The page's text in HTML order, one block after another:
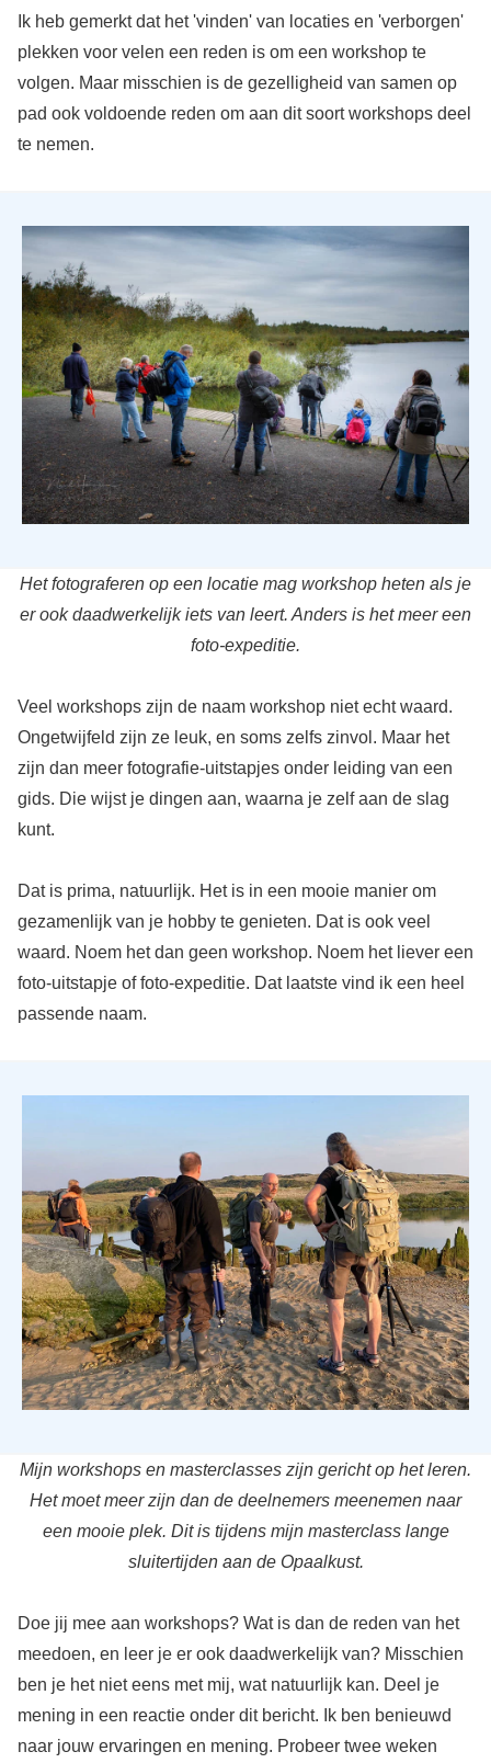
Ik heb gemerkt dat het 'vinden' van locaties en 'verborgen'
plekken voor velen een reden is om een workshop te
volgen. Maar misschien is de gezelligheid van samen op
pad ook voldoende reden om aan dit soort workshops deel
te nemen.
Het fotograferen op een locatie mag workshop heten als je
er ook daadwerkelijk iets van leert. Anders is het meer een
foto-expeditie.
Veel workshops zijn de naam workshop niet echt waard.
Ongetwijfeld zijn ze leuk, en soms zelfs zinvol. Maar het
zijn dan meer fotografie-uitstapjes onder leiding van een
gids. Die wijst je dingen aan, waarna je zelf aan de slag
kunt.
Dat is prima, natuurlijk. Het is in een mooie manier om
gezamenlijk van je hobby te genieten. Dat is ook veel
waard. Noem het dan geen workshop. Noem het liever een
foto-uitstapje of foto-expeditie. Dat laatste vind ik een heel
passende naam.
Mijn workshops en masterclasses zijn gericht op het leren.
Het moet meer zijn dan de deelnemers meenemen naar
een mooie plek. Dit is tijdens mijn masterclass lange
sluitertijden aan de Opaalkust.
Doe jij mee aan workshops? Wat is dan de reden van het
meedoen, en leer je er ook daadwerkelijk van? Misschien
ben je het niet eens met mij, wat natuurlijk kan. Deel je
mening in een reactie onder dit bericht. Ik ben benieuwd
naar jouw ervaringen en mening. Probeer twee weken